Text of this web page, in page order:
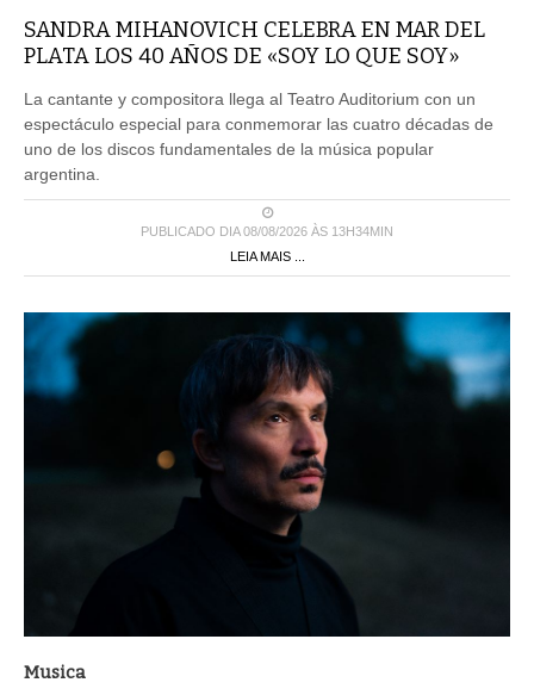
SANDRA MIHANOVICH CELEBRA EN MAR DEL
PLATA LOS 40 AÑOS DE «SOY LO QUE SOY»
La cantante y compositora llega al Teatro Auditorium con un
espectáculo especial para conmemorar las cuatro décadas de
uno de los discos fundamentales de la música popular
argentina.
PUBLICADO DIA 08/08/2026 ÀS 13H34MIN
LEIA MAIS ...
Musica